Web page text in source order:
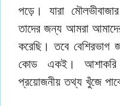
পড়ে। যারা
তাদের জন্য আমরা
করেছি। তবে বেশিরভাগ
কোড একই।
প্রয়োজনীয় তথ্য খুঁজে